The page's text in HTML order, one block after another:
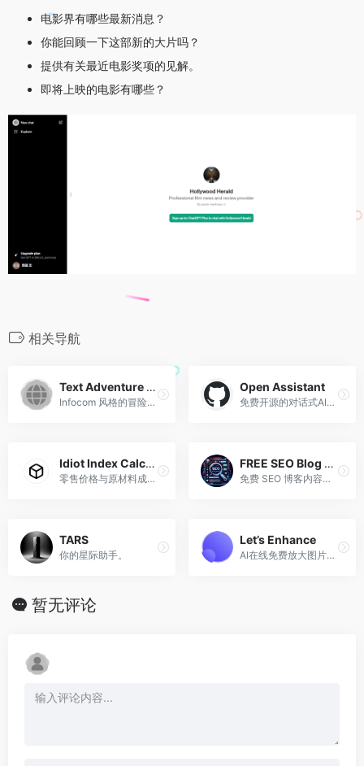
电影界有哪些最新消息？
你能回顾一下这部新的大片吗？
提供有关最近电影奖项的见解。
即将上映的电影有哪些？
相关导航
Text Adventure Game
Infocom 风格的冒险游戏，具有情境互动和谜题。
Open Assistant
免费开源的对话式AI，GitHub星标超3万
Idiot Index Calculator
零售价格与原材料成本。
FREE SEO Blog Content Outline Creator & Generator
免费 SEO 博客内容大纲创建器/生成器 AI SEO 工具
TARS
你的星际助手。
Let’s Enhance
AI在线免费放大图片并保持图像质量
暂无评论